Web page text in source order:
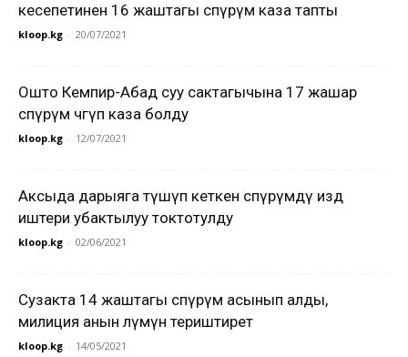
кесепетинен 16 жаштагы өспүрүм каза тапты
kloop.kg - 20/07/2021
Ошто Кемпир-Абад суу сактагычына 17 жашар
өспүрүм чөгүп каза болду
kloop.kg - 12/07/2021
Аксыда дарыяга түшүп кеткен өспүрүмдү издөө
иштери убактылуу токтотулду
kloop.kg - 02/06/2021
Сузакта 14 жаштагы өспүрүм асынып алды,
милиция анын өлүмүн териштирет
kloop.kg - 14/05/2021